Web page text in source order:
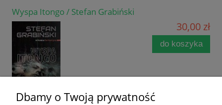
Wyspa Itongo / Stefan Grabiński
30,00 zł
do koszyka
Dbamy o Twoją prywatność